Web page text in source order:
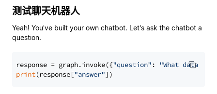
测试聊天机器人
Yeah! You've built your own chatbot. Let's ask the chatbot a
question.
response = graph.invoke({"question" : "What data
print(response["answer"